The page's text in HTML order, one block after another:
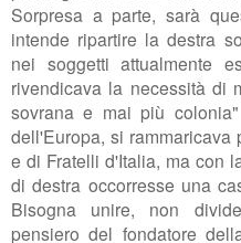
Sorpresa a parte, sarà
intende ripartire la destra
nei soggetti attualmente
rivendicava la necessità di
sovrana e mai più
dell'Europa, si
e di Fratelli d'Italia, ma con
di destra occorresse una
Bisogna unire, non
pensiero del fondatore